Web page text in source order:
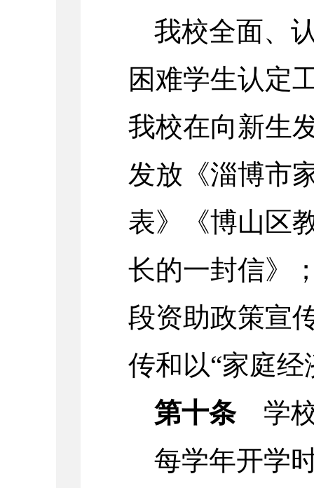
我校全面、
困难学生认定
我校在向新生
发放《淄博市
表》《博山区
长的一封信》
段资助政策宣
传和以“家庭
第十条学校
每学年开学